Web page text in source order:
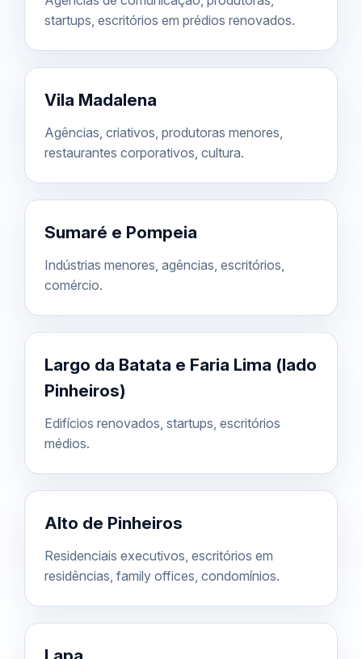
startups, escritórios em prédios renovados.
Vila Madalena
Agências, criativos, produtoras menores,
restaurantes corporativos, cultura.
Sumaré e Pompeia
Indústrias menores, agências, escritórios,
comércio.
Largo da Batata e Faria Lima (lado
Pinheiros)
Edifícios renovados, startups, escritórios
médios.
Alto de Pinheiros
Residenciais executivos, escritórios em
residências, family offices, condomínios.
Lapa